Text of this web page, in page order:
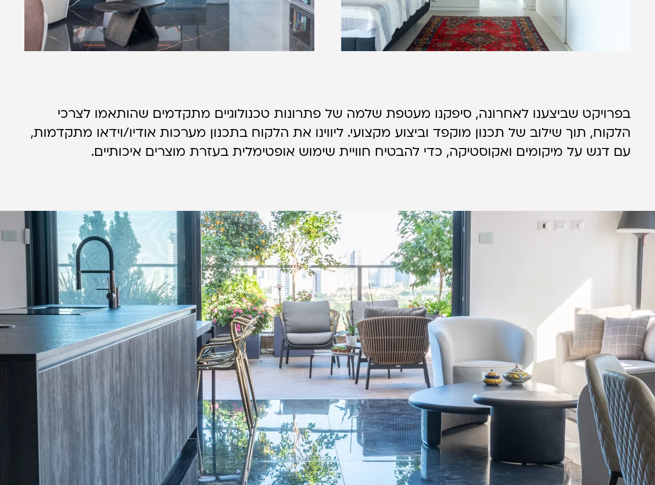
בפרויקט שביצענו לאחרונה, סיפקנו מעטפת שלמה של פתרונות טכנולוגיים מתקדמים שהותאמו לצרכי
הלקוח, תוך שילוב של תכנון מוקפד וביצוע מקצועי. ליווינו את הלקוח בתכנון מערכות אודיו/וידאו מתקדמות,
עם דגש על מיקומים ואקוסטיקה, כדי להבטיח חוויית שימוש אופטימלית בעזרת מוצרים איכותיים.